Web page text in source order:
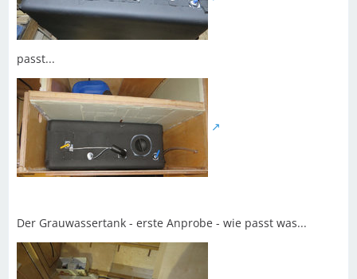
passt...
Der Grauwassertank - erste Anprobe - wie passt was...